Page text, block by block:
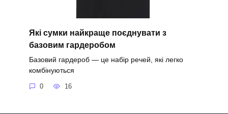
Які сумки найкраще поєднувати з
базовим гардеробом
Базовий гардероб — це набір речей, які легко
комбінуються
0 16